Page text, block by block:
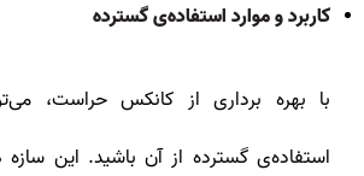
کاربرد و موارد استفاده‌ی گسترده
با بهره برداری از کانکس حراست،
استفاده‌ی گسترده از آن باشید. این